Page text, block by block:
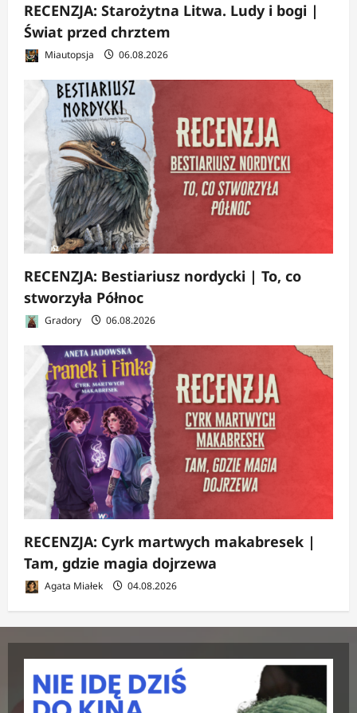
RECENZJA: Starożytna Litwa. Ludy i bogi |
Świat przed chrztem
Miautopsja 06.08.2026
RECENZJA: Bestiariusz nordycki | To, co
stworzyła Północ
Gradory 06.08.2026
RECENZJA: Cyrk martwych makabresek |
Tam, gdzie magia dojrzewa
Agata Miałek 04.08.2026